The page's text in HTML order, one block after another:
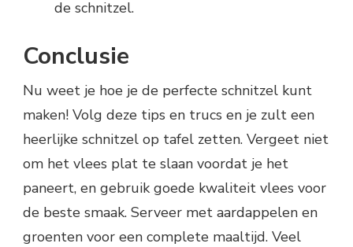
de schnitzel.
Conclusie
Nu weet je hoe je de perfecte schnitzel kunt
maken! Volg deze tips en trucs en je zult een
heerlijke schnitzel op tafel zetten. Vergeet niet
om het vlees plat te slaan voordat je het
paneert, en gebruik goede kwaliteit vlees voor
de beste smaak. Serveer met aardappelen en
groenten voor een complete maaltijd. Veel